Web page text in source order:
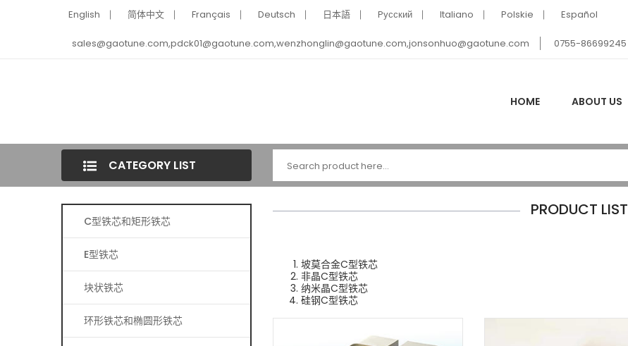
English 简体中文 Français Deutsch 日本語 Pусский Italiano Polskie Español
sales@gaotune.com,pdck01@gaotune.com,wenzhonglin@gaotune.com,jonsonhuo@gaotune.com 0755-86699245
HOME ABOUT US
CATEGORY LIST
C型铁芯和矩形铁芯
E型铁芯
块状铁芯
环形铁芯和椭圆形铁芯
PRODUCT LIST
坡莫合金C型铁芯
非晶C型铁芯
纳米晶C型铁芯
硅钢C型铁芯